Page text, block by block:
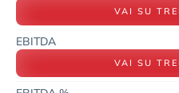
VAI SU
EBITDA
VAI SU